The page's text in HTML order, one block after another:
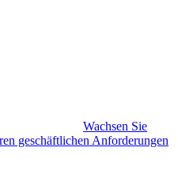
Wachsen Sie
geschäftlichen Anforderungen